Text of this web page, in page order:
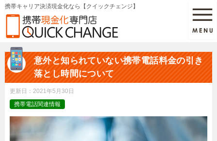
携帯キャリア決済現金化なら【クイックチェンジ】
意外と知られていない携帯電話料金の引き
落とし時間について
更新日： 2021年5月30日
携帯電話関連情報